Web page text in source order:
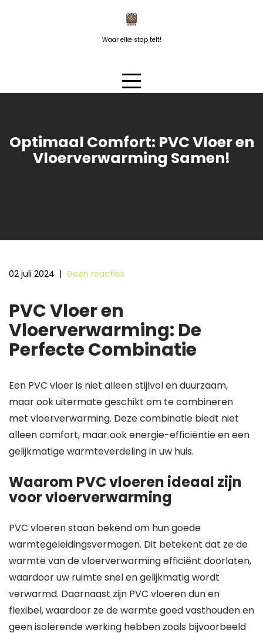
Waar elke stap telt!
Optimaal Comfort: PVC Vloer en
Vloerverwarming Samen!
02 juli 2024 | Geen reacties
PVC Vloer en
Vloerverwarming: De
Perfecte Combinatie
Een PVC vloer is niet alleen stijlvol en duurzaam,
maar ook uitermate geschikt om te combineren
met vloerverwarming. Deze combinatie biedt niet
alleen comfort, maar ook energie-efficiëntie en een
gelijkmatige warmteverdeling in uw huis.
Waarom PVC vloeren ideaal zijn
voor vloerverwarming
PVC vloeren staan bekend om hun goede
warmtegeleidingsvermogen. Dit betekent dat ze de
warmte van de vloerverwarming efficiënt doorlaten,
waardoor uw ruimte snel en gelijkmatig wordt
verwarmd. Daarnaast zijn PVC vloeren dun en
flexibel, waardoor ze de warmte goed vasthouden en
geen isolerende werking hebben zoals bijvoorbeeld